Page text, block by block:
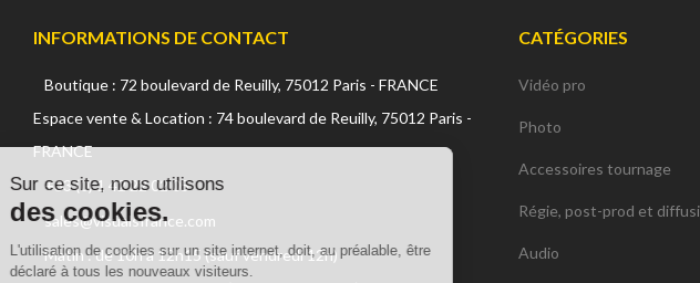
INFORMATIONS DE CONTACT
Boutique : 72 boulevard de Reuilly, 75012 Paris - FRANCE
Espace vente & Location : 74 boulevard de Reuilly, 75012 Paris -
FRANCE
+33 (0) 1 42 22 02 05
sales@visualsfrance.com
Matin : de 10h à 12h15 (sauf vendredi 12h)
CATÉGORIES
Vidéo pro
Photo
Accessoires tournage
Régie, post-prod et
Audio
Sur ce site, nous utilisons
des cookies.
L'utilisation de cookies sur un site
internet, doit, au préalable, être déclaré à tous les nouveaux
visiteurs.